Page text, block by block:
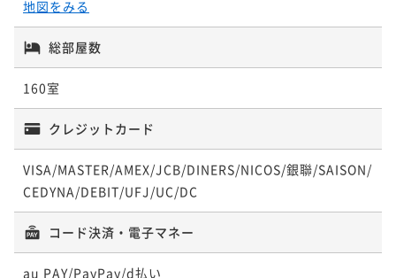
ポイントアップ
《バイキング》【夏得】小学生料金が大人半額！特典
二食付き
¥ 38,874 ~
ポイントアップ
《バイキング》松阪牛石板焼（A4等級／約80グラム）
付き
地図をみる
総部屋数
160室
クレジットカード
VISA/MASTER/AMEX/JCB/DINERS/NICOS/銀聯/SAISON/
CEDYNA/DEBIT/UFJ/UC/DC
コード決済・電子マネー
au PAY/PayPay/d払い